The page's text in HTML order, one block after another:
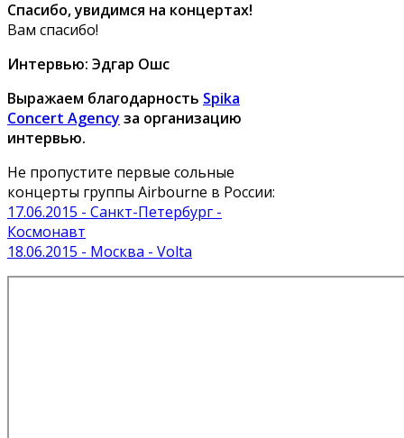
Спасибо, увидимся на концертах!
Вам спасибо!
Интервью: Эдгар Ошс
Выражаем благодарность Spika
Concert Agency за организацию
интервью.
Не пропустите первые сольные
концерты группы Airbourne в России:
17.06.2015 - Санкт-Петербург -
Космонавт
18.06.2015 - Москва - Volta